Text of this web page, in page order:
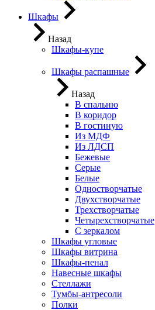
Шкафы
Назад
Шкафы-купе
Шкафы распашные
Назад
В спальню
В коридор
В гостиную
Из МДФ
Из ЛДСП
Бежевые
Серые
Белые
Одностворчатые
Двухстворчатые
Трехстворчатые
Четырехстворчатые
С зеркалом
Шкафы угловые
Шкафы витрина
Шкафы-пенал
Навесные шкафы
Стеллажи
Тумбы-антресоли
Полки